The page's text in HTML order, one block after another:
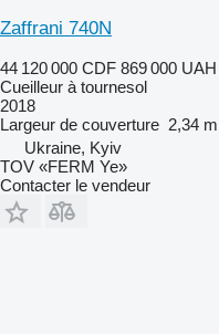
Zaffrani 740N
44 120 000 CDF 869 000 UAH
Cueilleur à tournesol
2018
Largeur de couverture 2,34 m
Ukraine, Kyiv
TOV «FERM Ye»
Contacter le vendeur